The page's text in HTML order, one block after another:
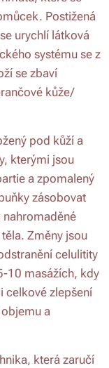
Postižená
urychlí látková
systému se z
se zbaví
kůže/
pod kůží a
kterými jsou
a zpomalený
zásobovat
Změny jsou
celulitity
10 masážích, kdy
celkové zlepšení
a
která zaručí